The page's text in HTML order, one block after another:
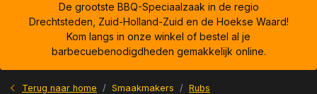
De grootste BBQ-Speciaalzaak in de regio
Drechtsteden, Zuid-Holland-Zuid en de Hoekse Waard!
Kom langs in onze winkel of bestel al je
barbecuebenodigdheden gemakkelijk online.
Terug naar home Smaakmakers
Rubs